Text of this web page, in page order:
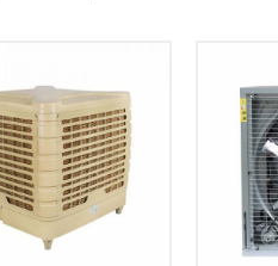
Di Più
e